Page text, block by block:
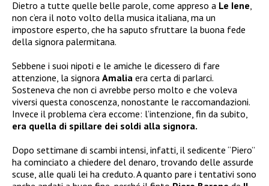
Dietro a tutte quelle belle parole, come appreso a Le Iene,
non c’era il noto volto della musica italiana, ma un
impostore esperto, che ha saputo sfruttare la buona fede
della signora palermitana.
Sebbene i suoi nipoti e le amiche le dicessero di fare
attenzione, la signora Amalia era certa di parlarci.
Sosteneva che non ci avrebbe perso molto e che voleva
viversi questa conoscenza, nonostante le raccomandazioni.
Invece il problema c’era eccome: l’intenzione, fin da subito,
era quella di spillare dei soldi alla signora.
Dopo settimane di scambi intensi, infatti, il sedicente “Piero”
ha cominciato a chiedere del denaro, trovando delle assurde
scuse, alle quali lei ha creduto. A quanto pare i tentativi sono